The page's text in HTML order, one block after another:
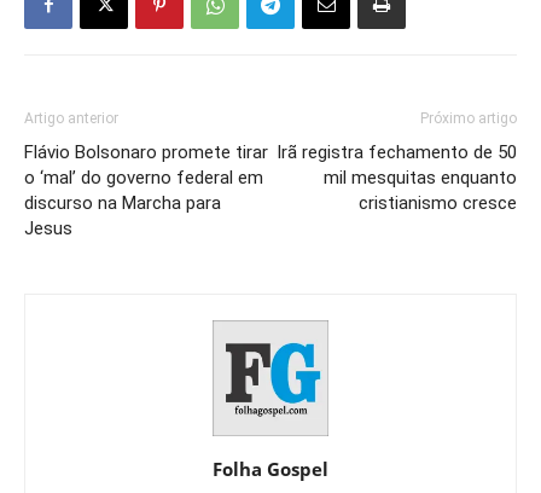
Artigo anterior
Flávio Bolsonaro promete tirar
o ‘mal’ do governo federal em
discurso na Marcha para
Jesus
Próximo artigo
Irã registra fechamento de 50
mil mesquitas enquanto
cristianismo cresce
Folha Gospel